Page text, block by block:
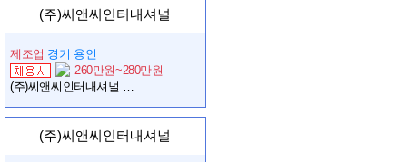
(주)씨앤씨인터내셔널
제조업 경기 용인
260만원~280만원
(주)씨앤씨인터내셔널 화장품 생산현장 생산직 모집 (용인)
(주)씨앤씨인터내셔널